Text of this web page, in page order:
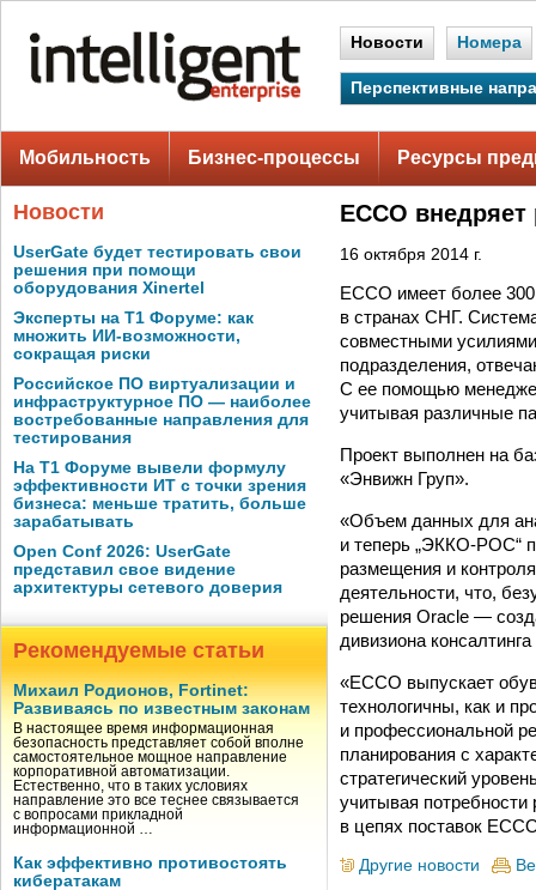
Новости Номера
Перспективные
Мобильность Бизнес-процессы Ресурсы
Новости
UserGate будет тестировать свои
решения при помощи
оборудования Xinertel
Эксперты на Т1 Форуме: как
множить ИИ-возможности,
сокращая риски
Российское ПО виртуализации и
инфраструктурное ПО — наиболее
востребованные направления для
тестирования
На Т1 Форуме вывели формулу
эффективности ИТ с точки зрения
бизнеса: меньше тратить, больше
зарабатывать
Open Conf 2026: UserGate
представил свое видение
архитектуры сетевого доверия
Рекомендуемые статьи
Михаил Родионов, Fortinet:
Развиваясь по известным законам
В настоящее время информационная
безопасность представляет собой вполне
самостоятельное мощное направление
корпоративной автоматизации.
Естественно, что в таких условиях
направление это все теснее связывается
с вопросами прикладной
информационной …
Как эффективно противостоять
кибератакам
ECCO
16 октября 2014 г.
ECCO имеет более
в странах СНГ.
совместными
подразделения,
С ее помощью
учитывая различные
Проект выполнен на
«Энвижн Груп».
«Объем данных для
и теперь „ЭККО-РОС“
размещения и
деятельности, что,
решения Oracle —
дивизиона
«ECCO выпускает
технологичны, как и
и профессиональной
планирования с
стратегический
учитывая
в цепях поставок
Другие новости